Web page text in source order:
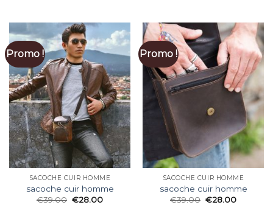
Promo !
SACOCHE CUIR HOMME
sacoche cuir homme
€39.00 €28.00
Promo !
SACOCHE CUIR HOMME
sacoche cuir homme
€39.00 €28.00